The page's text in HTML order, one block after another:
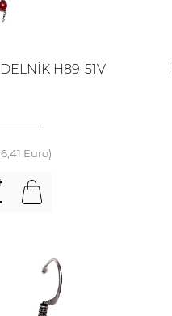
H89-51V
Euro)